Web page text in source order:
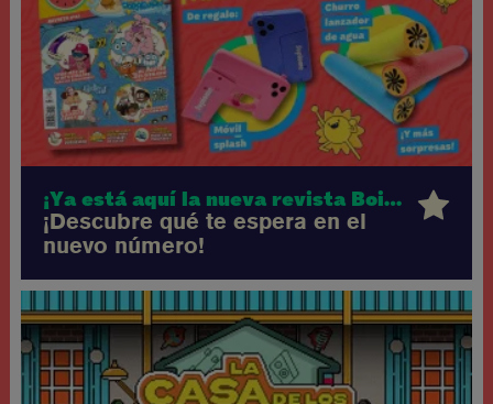
¡Ya está aquí la nueva revista Boing!
¡Descubre qué te espera en el
nuevo número!